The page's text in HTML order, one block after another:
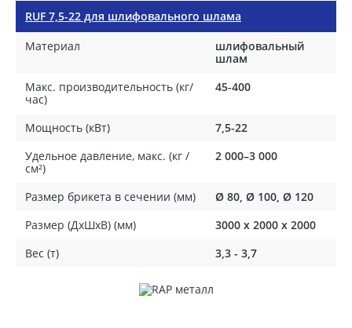
RUF 7,5-22 для шлифовального шлама
Материал
шлифовальный
шлам
Макс. производительность (кг/
час)
45-400
Мощность (кВт)
7,5-22
Удельное давление, макс. (кг /
см²)
2 000–3 000
Размер брикета в сечении (мм)
Ø 80, Ø 100, Ø 120
Размер (ДхШхВ) (мм)
3000 х 2000 х 2000
Вес (т)
3,3 - 3,7